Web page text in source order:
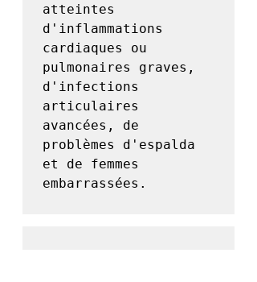
atteintes
d'inflammations
cardiaques ou
pulmonaires graves,
d'infections
articulaires
avancées, de
problèmes d'espalda
et de femmes
embarrassées.